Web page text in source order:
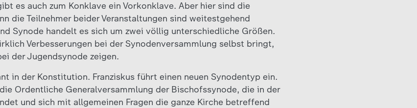
es auch zum Konklave ein Vorkonklave. Aber hier sind die
die Teilnehmer beider Veranstaltungen sind weitestgehend
Synode handelt es sich um zwei völlig unterschiedliche Größen.
Verbesserungen bei der Synodenversammlung selbst bringt,
der Jugendsynode zeigen.
in der Konstitution. Franziskus führt einen neuen Synodentyp ein.
Ordentliche Generalversammlung der Bischofssynode, die in der
und sich mit allgemeinen Fragen die ganze Kirche betreffend